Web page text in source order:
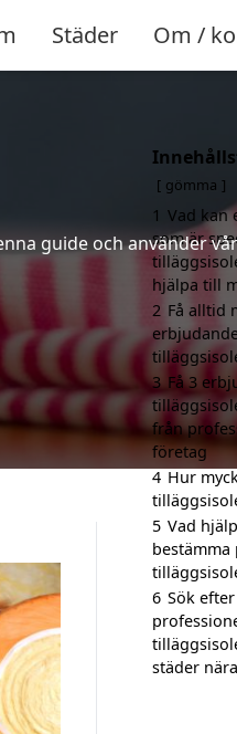
Städer Om /
guide och använder
gömma
1 Vad kan
som är
hjälpa till
2 Få alltid
3 Få 3
från
företag
4 Hur
5 Vad
bestämma
6 Sök
städer